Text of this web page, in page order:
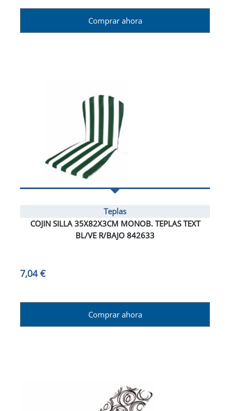
Comprar ahora
Teplas
COJIN SILLA 35X82X3CM MONOB. TEPLAS TEXT
BL/VE R/BAJO 842633
7,04 €
Comprar ahora